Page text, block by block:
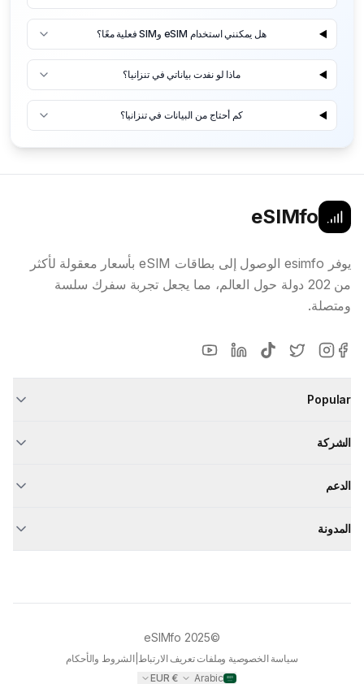
هل يمكنني استخدام eSIM وSIM فعلية معًا؟
ماذا لو نفدت بياناتي في تنزانيا؟
كم أحتاج من البيانات في تنزانيا؟
eSIMfo
يوفر esimfo الوصول إلى بطاقات eSIM بأسعار معقولة لأكثر
من 202 دولة حول العالم، مما يجعل تجربة سفرك سلسة
ومتصلة.
Popular
الشركة
الدعم
المدونة
©2025
eSIMfo
سياسة الخصوصية وملفات تعريف الارتباط |الشروط والأحكام
Arabic
€
EUR